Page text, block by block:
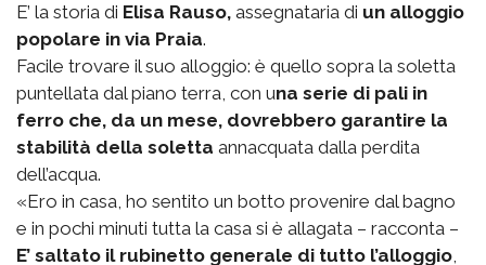
E’ la storia di Elisa Rauso, assegnataria di un alloggio
popolare in via Praia.
Facile trovare il suo alloggio: è quello sopra la soletta
puntellata dal piano terra, con una serie di pali in
ferro che, da un mese, dovrebbero garantire la
stabilità della soletta annacquata dalla perdita
dell’acqua.
«Ero in casa, ho sentito un botto provenire dal bagno
e in pochi minuti tutta la casa si è allagata – racconta –
E’ saltato il rubinetto generale di tutto l’alloggio,